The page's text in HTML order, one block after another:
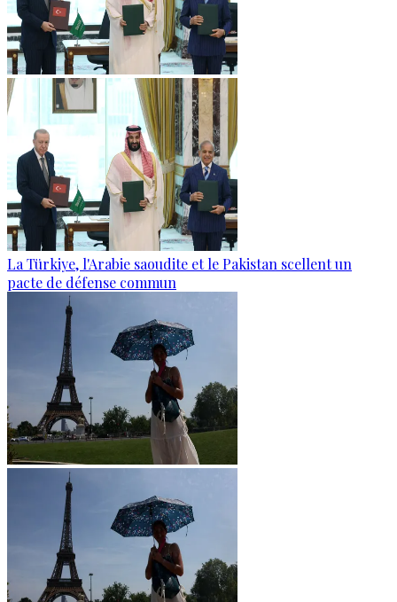
La Türkiye, l'Arabie saoudite et le Pakistan scellent un
pacte de défense commun